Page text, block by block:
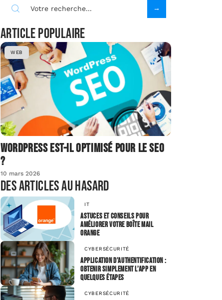
Article populaire
WEB
Wordpress est-il optimisé pour le SEO
?
10 mars 2026
Des articles au hasard
IT
Astuces et conseils pour
améliorer votre boîte mail
Orange
CYBERSÉCURITÉ
Application d’authentification :
obtenir simplement l’app en
quelques étapes
CYBERSÉCURITÉ